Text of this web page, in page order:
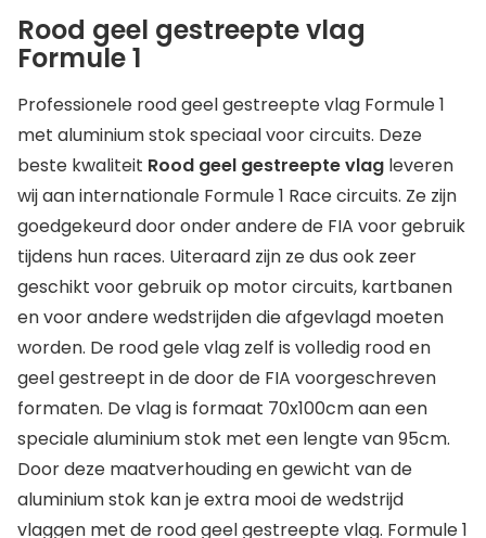
Rood geel gestreepte vlag
Formule 1
Professionele rood geel gestreepte vlag Formule 1
met aluminium stok speciaal voor circuits. Deze
beste kwaliteit Rood geel gestreepte vlag leveren
wij aan internationale Formule 1 Race circuits. Ze zijn
goedgekeurd door onder andere de FIA voor gebruik
tijdens hun races. Uiteraard zijn ze dus ook zeer
geschikt voor gebruik op motor circuits, kartbanen
en voor andere wedstrijden die afgevlagd moeten
worden. De rood gele vlag zelf is volledig rood en
geel gestreept in de door de FIA voorgeschreven
formaten. De vlag is formaat 70x100cm aan een
speciale aluminium stok met een lengte van 95cm.
Door deze maatverhouding en gewicht van de
aluminium stok kan je extra mooi de wedstrijd
vlaggen met de rood geel gestreepte vlag. Formule 1